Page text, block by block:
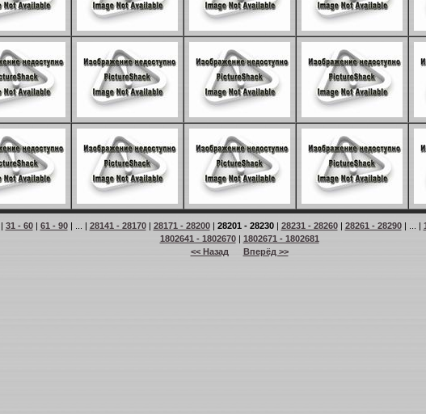
31 - 60| 61 - 90| ... | 28141 - 28170| 28171 - 28200| 28201 - 28230| 28231 - 28260| 28261 - 28290| ... |
1802641 - 1802670| 1802671 - 1802681
<< Назад
Вперёд >>